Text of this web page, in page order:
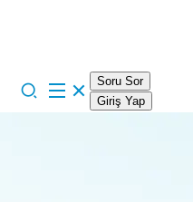
Soru Sor
Giriş Yap